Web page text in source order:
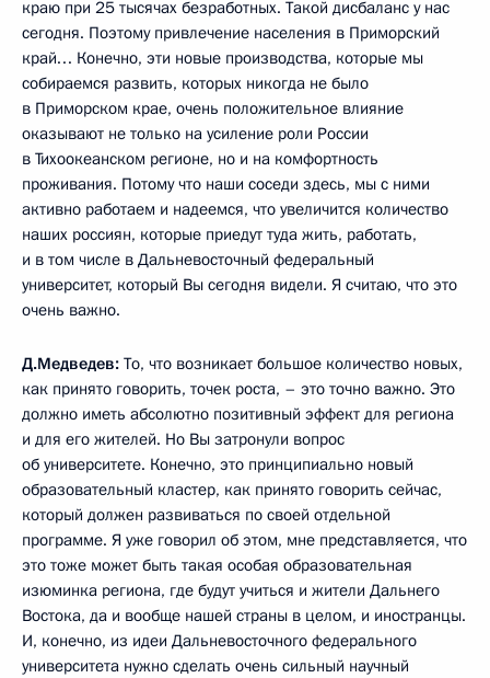
краю при 25 тысячах безработных. Такой дисбаланс у нас
сегодня. Поэтому привлечение населения в Приморский
край… Конечно, эти новые производства, которые мы
собираемся развить, которых никогда не было
в Приморском крае, очень положительное влияние
оказывают не только на усиление роли России
в Тихоокеанском регионе, но и на комфортность
проживания. Потому что наши соседи здесь, мы с ними
активно работаем и надеемся, что увеличится количество
наших россиян, которые приедут туда жить, работать,
и в том числе в Дальневосточный федеральный
университет, который Вы сегодня видели. Я считаю, что это
очень важно.
Д.Медведев: То, что возникает большое количество новых,
как принято говорить, точек роста, – это точно важно. Это
должно иметь абсолютно позитивный эффект для региона
и для его жителей. Но Вы затронули вопрос
об университете. Конечно, это принципиально новый
образовательный кластер, как принято говорить сейчас,
который должен развиваться по своей отдельной
программе. Я уже говорил об этом, мне представляется, что
это тоже может быть такая особая образовательная
изюминка региона, где будут учиться и жители Дальнего
Востока, да и вообще нашей страны в целом, и иностранцы.
И, конечно, из идеи Дальневосточного федерального
университета нужно сделать очень сильный научный